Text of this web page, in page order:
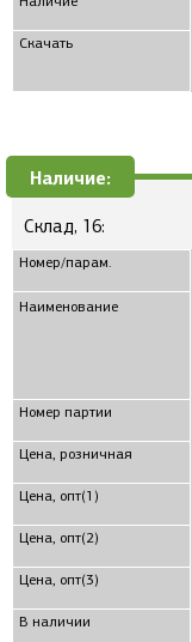
Скачать
Наличие:
Склад, 16:
Номер/парам.
Наименование
Номер партии
Цена, розничная
Цена, опт(1)
Цена, опт(2)
Цена, опт(3)
В наличии